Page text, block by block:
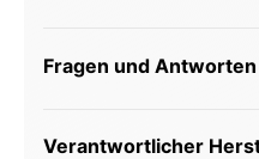
Fragen und Antworten
Verantwortlicher